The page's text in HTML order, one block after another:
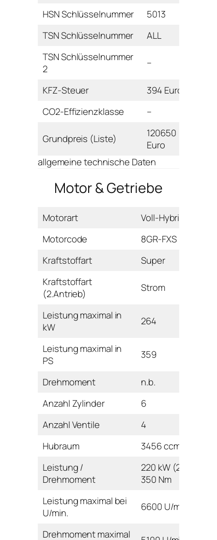
HSN Schlüsselnummer
5013
TSN Schlüsselnummer
ALL
TSN Schlüsselnummer
2
–
KFZ-Steuer
394 Euro
CO2-Effizienzklasse
–
Grundpreis (Liste)
120650
Euro
allgemeine technische Daten
Motor & Getriebe
Motorart
Voll-Hybrid
Motorcode
8GR-FXS
Kraftstoffart
Super
Kraftstoffart
(2.Antrieb)
Strom
Leistung maximal in
kW
264
Leistung maximal in
PS
359
Drehmoment
n.b.
Anzahl Zylinder
6
Anzahl Ventile
4
Hubraum
3456 ccm
Leistung /
Drehmoment
220 kW (299 PS) /
350 Nm
Leistung maximal bei
U/min.
6600 U/min
Drehmoment maximal